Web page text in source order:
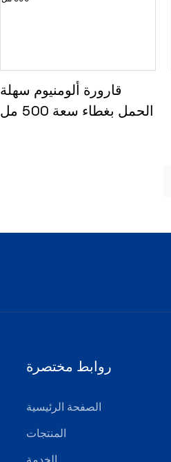
قارورة ألومنيوم سهلة
الحمل بغطاء سعة 500 مل
روابط مختصرة
الصفحة الرئيسية
المنتجات
الخدمة